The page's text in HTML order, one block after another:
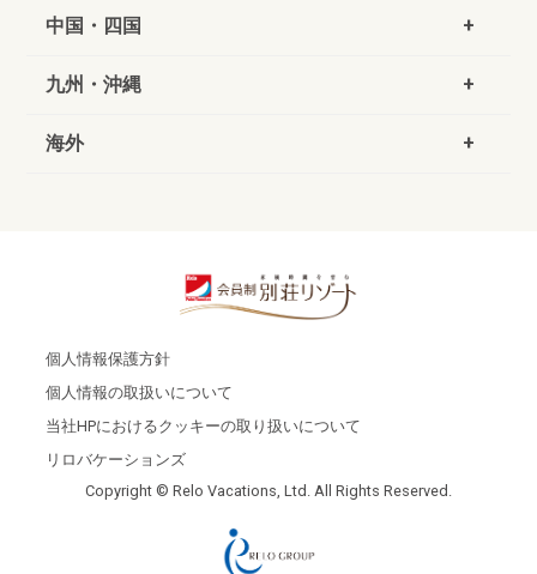
中国・四国
九州・沖縄
海外
個人情報保護方針
個人情報の取扱いについて
当社HPにおけるクッキーの取り扱いについて
リロバケーションズ
Copyright © Relo Vacations, Ltd. All Rights Reserved.